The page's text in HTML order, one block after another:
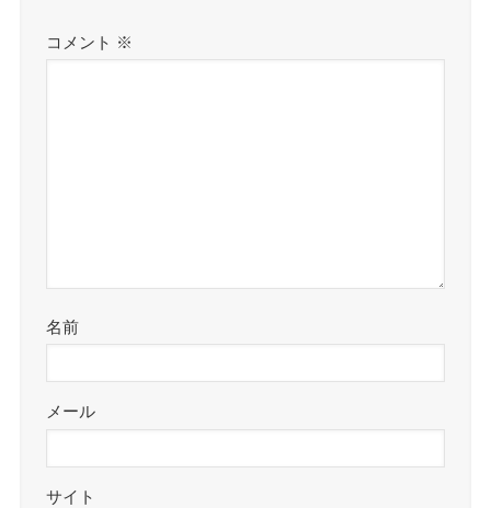
コメント ※
名前
メール
サイト